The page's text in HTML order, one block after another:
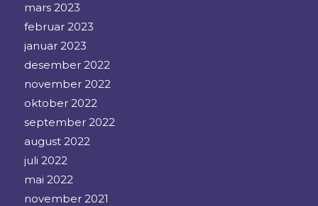
mars 2023
februar 2023
januar 2023
desember 2022
november 2022
oktober 2022
september 2022
august 2022
juli 2022
mai 2022
november 2021